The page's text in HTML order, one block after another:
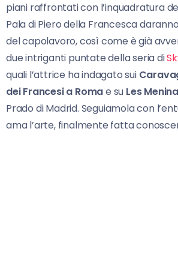
piani raffrontati con l’inquadratura
Pala di Piero della Francesca
del capolavoro, così come è già
due intriganti puntate della seria di
quali l’attrice ha indagato sui
dei Francesi a Romae su Les
Prado di Madrid. Seguiamola con
ama l’arte, finalmente fatta